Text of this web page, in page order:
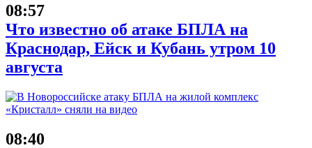
08:57
Что известно об атаке БПЛА на
Краснодар, Ейск и Кубань утром 10
августа
08:40